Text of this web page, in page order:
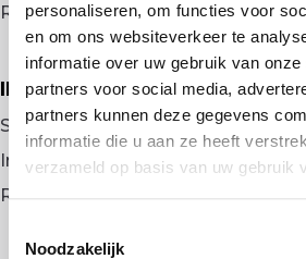
personaliseren, om functies voor
en om ons websiteverkeer te
informatie over uw gebruik van
partners voor social media,
partners kunnen deze gegevens
informatie die u aan ze heeft
verzameld op basis van uw gebruik
Noodzakelijk
Registreren
IK BEN WERKGEVER
Stage plaatsen
Inloggen
Registreren